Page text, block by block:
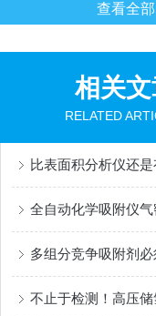
查看全部
相关
RELATED
比表面积分析仪还
全自动化学吸附仪